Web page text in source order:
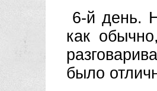
6-й день.
как
было